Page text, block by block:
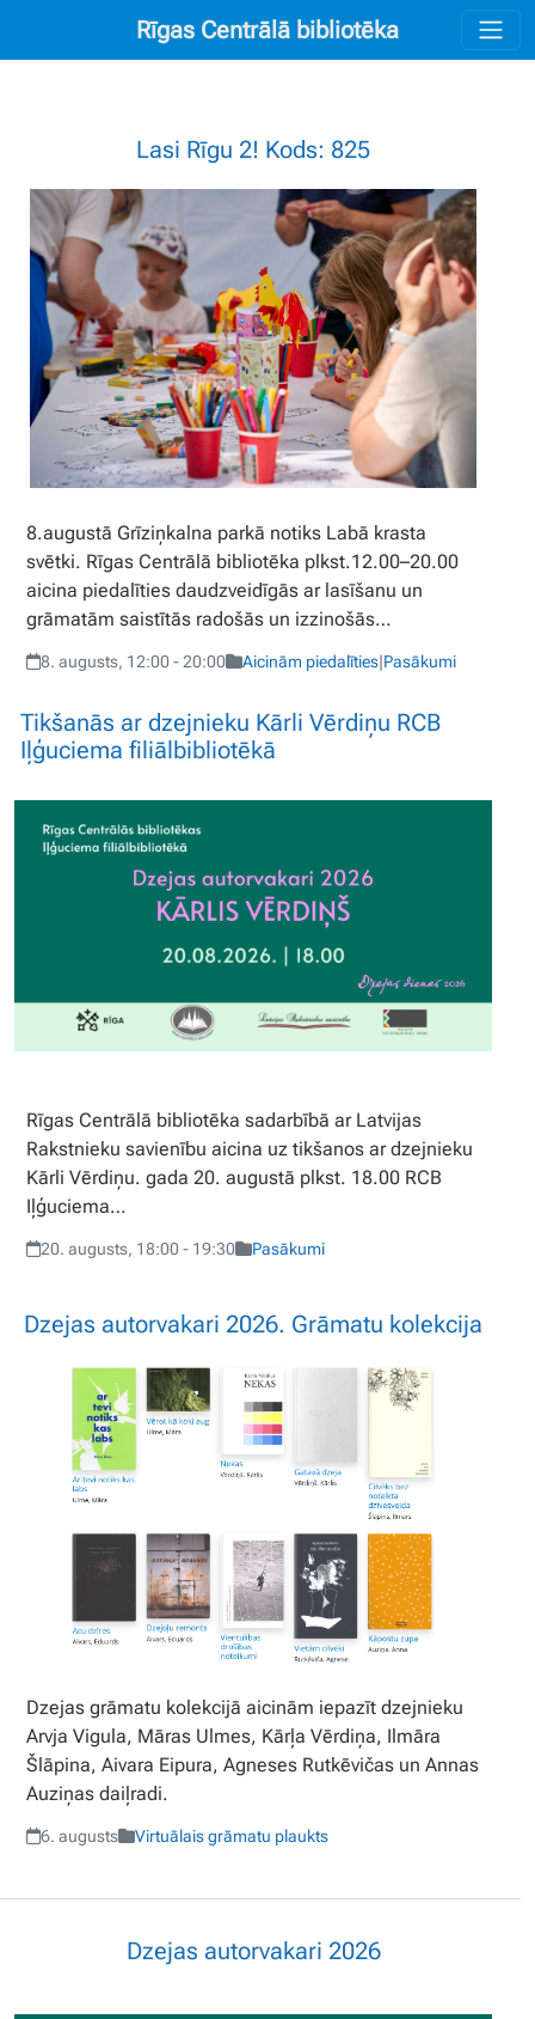
Rīgas Centrālā bibliotēka
Lasi Rīgu 2! Kods: 825
8.augustā Grīziņkalna parkā notiks Labā krasta
svētki. Rīgas Centrālā bibliotēka plkst.12.00–20.00
aicina piedalīties daudzveidīgās ar lasīšanu un
grāmatām saistītās radošās un izzinošās…
8. augusts, 12:00 - 20:00 Aicinām piedalīties|Pasākumi
Tikšanās ar dzejnieku Kārli Vērdiņu RCB
Iļģuciema filiālbibliotēkā
Rīgas Centrālā bibliotēka sadarbībā ar Latvijas
Rakstnieku savienību aicina uz tikšanos ar dzejnieku
Kārli Vērdiņu. gada 20. augustā plkst. 18.00 RCB
Iļģuciema…
20. augusts, 18:00 - 19:30 Pasākumi
Dzejas autorvakari 2026. Grāmatu kolekcija
Dzejas grāmatu kolekcijā aicinām iepazīt dzejnieku
Arvja Vigula, Māras Ulmes, Kārļa Vērdiņa, Ilmāra
Šlāpina, Aivara Eipura, Agneses Rutkēvičas un Annas
Auziņas daiļradi.
6. augusts Virtuālais grāmatu plaukts
Dzejas autorvakari 2026